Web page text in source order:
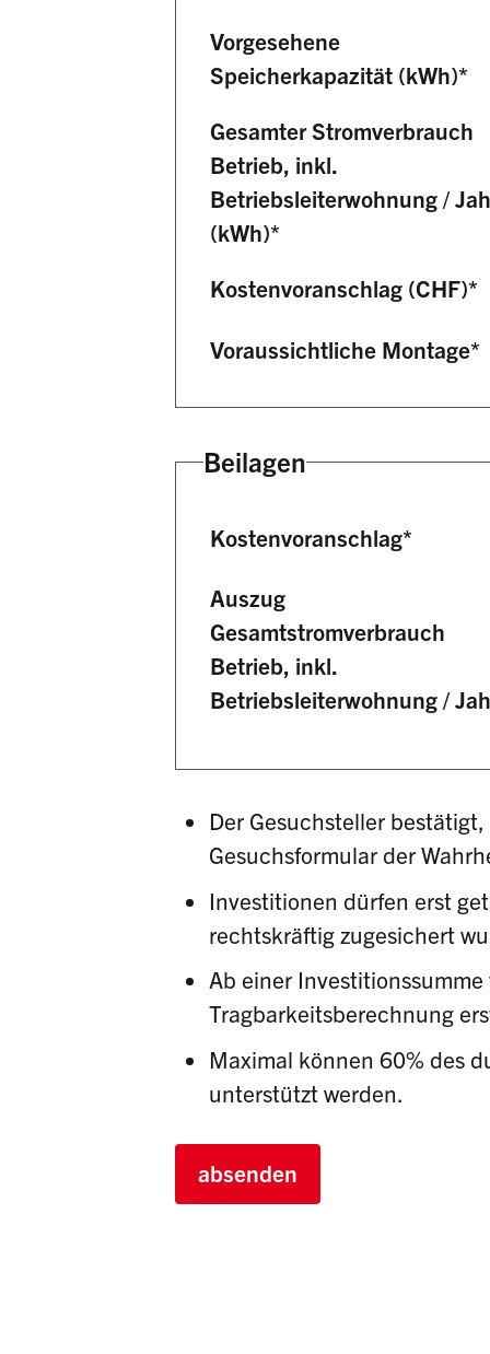
Vorgesehene
Speicherkapazität (kWh)*
Gesamter Stromverbrauch
Betrieb, inkl.
Betriebsleiterwohnung /
(kWh)*
Kostenvoranschlag (CHF)*
Voraussichtliche Montage*
Beilagen
Kostenvoranschlag*
Auszug
Gesamtstromverbrauch
Betrieb, inkl.
Betriebsleiterwohnung /
Der Gesuchsteller
Gesuchsformular der
Investitionen dürfen erst
rechtskräftig zugesichert
Ab einer
Tragbarkeitsberechnung
Maximal können 60% des
unterstützt werden.
absenden